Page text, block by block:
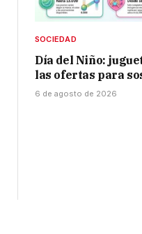
SOCIEDAD
Día del Niño:
las ofertas para
6 de agosto de 2026